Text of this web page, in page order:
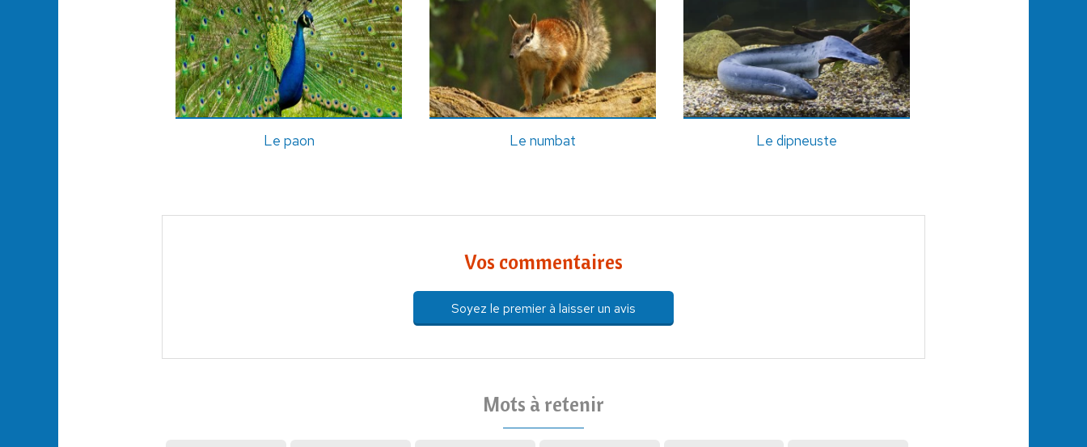
Le paon Le numbat Le dipneuste
Vos commentaires
Soyez le premier à laisser un avis
Mots à retenir